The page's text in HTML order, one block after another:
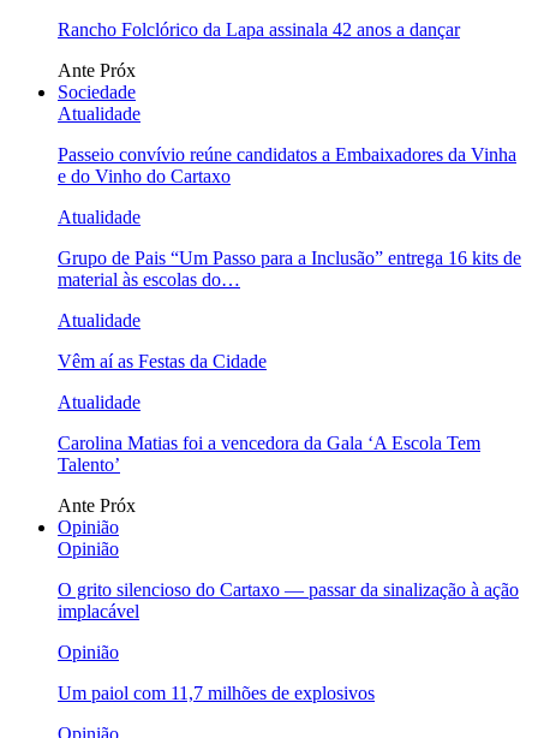
Rancho Folclórico da Lapa assinala 42 anos a dançar
Ante Próx
Sociedade
Atualidade
Passeio convívio reúne candidatos a Embaixadores da Vinha
e do Vinho do Cartaxo
Atualidade
Grupo de Pais “Um Passo para a Inclusão” entrega 16 kits de
material às escolas do…
Atualidade
Vêm aí as Festas da Cidade
Atualidade
Carolina Matias foi a vencedora da Gala ‘A Escola Tem
Talento’
Ante Próx
Opinião
Opinião
O grito silencioso do Cartaxo — passar da sinalização à ação
implacável
Opinião
Um paiol com 11,7 milhões de explosivos
Opinião